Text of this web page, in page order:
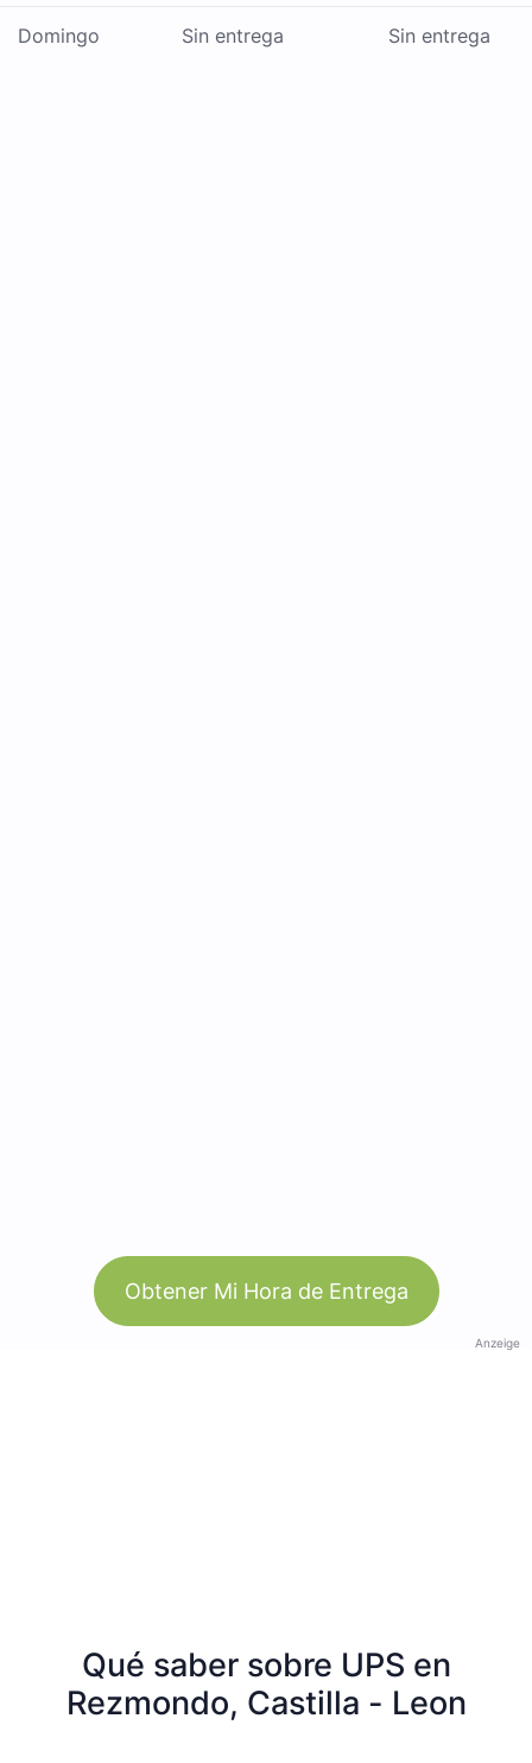
Domingo Sin entrega Sin entrega
Obtener Mi Hora de Entrega
Anzeige
Qué saber sobre UPS en
Rezmondo, Castilla - Leon